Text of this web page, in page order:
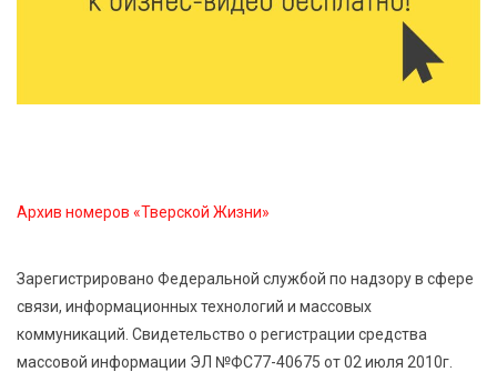
Витязи — Духовщина — Белый — Нелидово в
5 Авг 2026 16:16 81
«Сделано в России»
5 Авг 2026 16:02 364
Спорт и дисциплина: транспортные полицейские
Архив номеров «Тверской Жизни»
Зарегистрировано Федеральной службой по надзору в сфере
связи, информационных технологий и массовых
коммуникаций. Свидетельство о регистрации средства
массовой информации ЭЛ №ФС77-40675 от 02 июля 2010г.